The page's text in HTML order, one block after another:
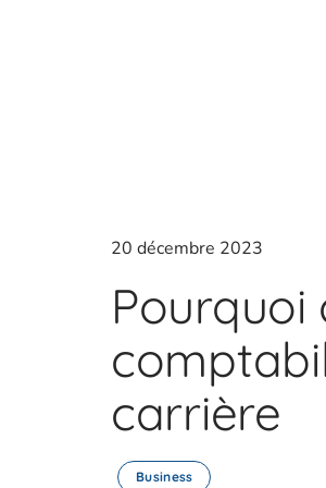
20 décembre 2023
Pourquoi
carrière
Business